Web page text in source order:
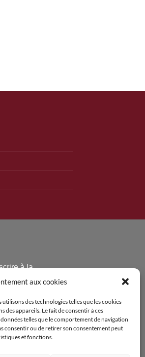
aux cookies
des technologies telles que les cookies
appareils. Le fait de consentir à ces
telles que le comportement de navigation
consentir ou de retirer son consentement peut
et fonctions.
à la
au courant des
!